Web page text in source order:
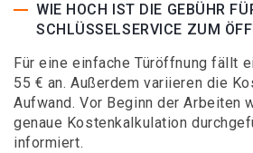
WIE HOCH IST DIE GEBÜHR
SCHLÜSSELSERVICE ZUM
Für eine einfache Türöffnung fällt
55 € an. Außerdem variieren die
Aufwand. Vor Beginn der Arbeiten
genaue Kostenkalkulation
informiert.